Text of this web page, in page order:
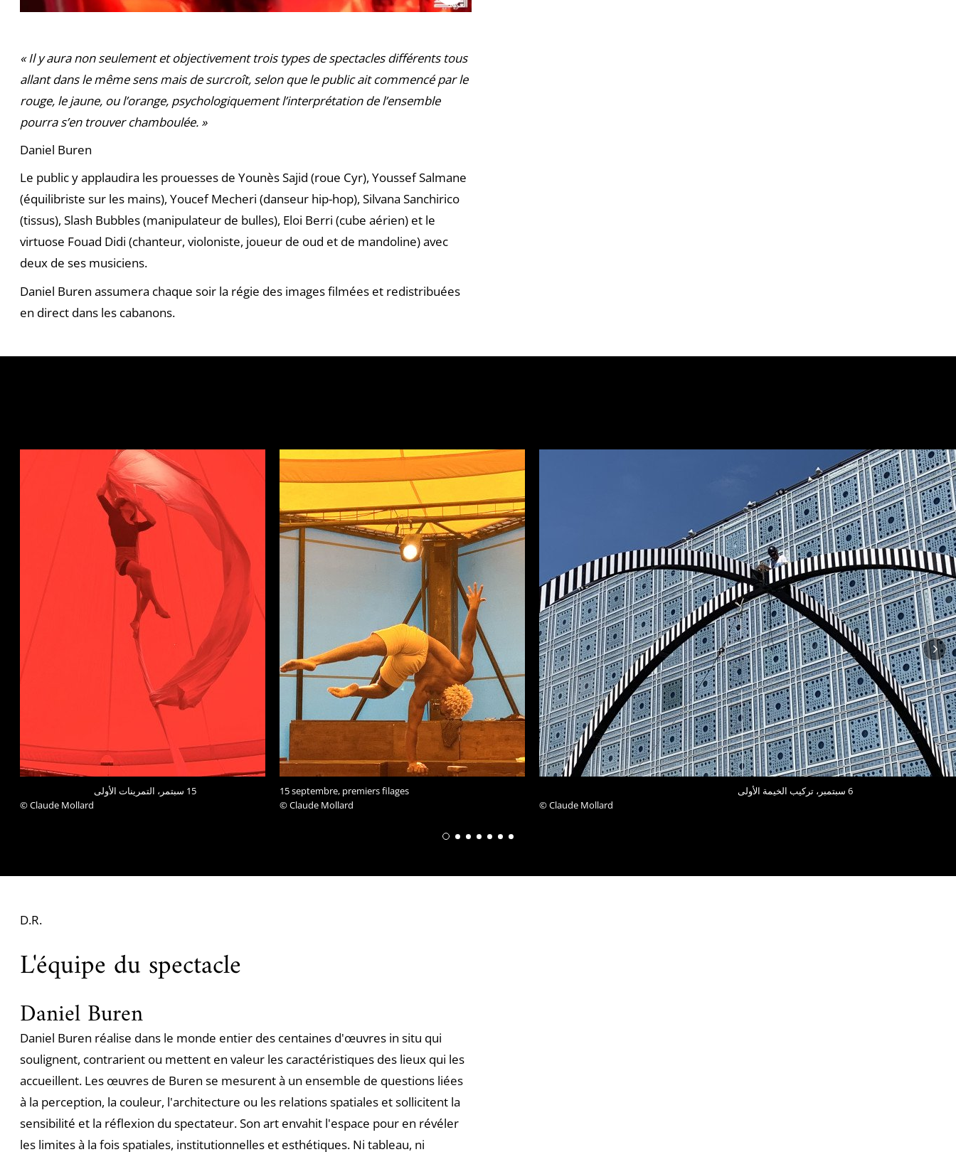
« Il y aura non seulement et objectivement trois types de spectacles différents tous
allant dans le même sens mais de surcroît, selon que le public ait commencé par le
rouge, le jaune, ou l’orange, psychologiquement l’interprétation de l’ensemble
pourra s’en trouver chamboulée. »
Daniel Buren
Le public y applaudira les prouesses de Younès Sajid (roue Cyr), Youssef Salmane
(équilibriste sur les mains), Youcef Mecheri (danseur hip-hop), Silvana Sanchirico
(tissus), Slash Bubbles (manipulateur de bulles), Eloi Berri (cube aérien) et le
virtuose Fouad Didi (chanteur, violoniste, joueur de oud et de mandoline) avec
deux de ses musiciens.
Daniel Buren assumera chaque soir la régie des images filmées et redistribuées
en direct dans les cabanons.
15 سبتمر، التمرينات الأولى
© Claude Mollard
15 septembre, premiers filages
© Claude Mollard
6 سبتمبر، تركيب الخيمة الأولى
© Claude Mollard
D.R.
L'équipe du spectacle
Daniel Buren
Daniel Buren réalise dans le monde entier des centaines d'œuvres in situ qui
soulignent, contrarient ou mettent en valeur les caractéristiques des lieux qui les
accueillent. Les œuvres de Buren se mesurent à un ensemble de questions liées
à la perception, la couleur, l'architecture ou les relations spatiales et sollicitent la
sensibilité et la réflexion du spectateur. Son art envahit l'espace pour en révéler
les limites à la fois spatiales, institutionnelles et esthétiques. Ni tableau, ni